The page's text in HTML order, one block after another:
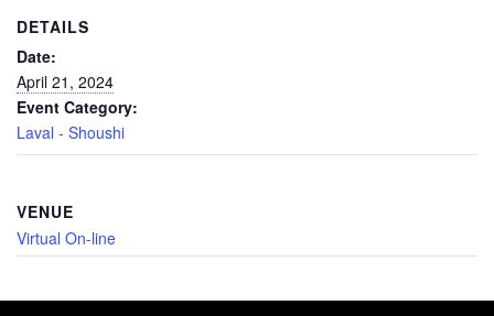
DETAILS
Date:
April 21, 2024
Event Category:
Laval - Shoushi
VENUE
Virtual On-line